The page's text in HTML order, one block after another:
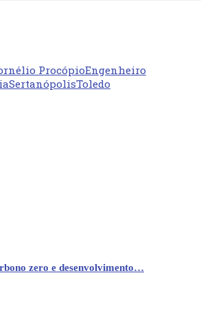
ProcópioEngenheiro
SertanópolisToledo
zero e desenvolvimento…